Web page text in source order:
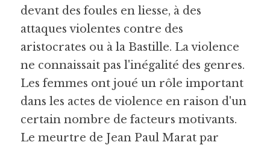
devant des foules en liesse, à des
attaques violentes contre des
aristocrates ou à la Bastille. La violence
ne connaissait pas l'inégalité des genres.
Les femmes ont joué un rôle important
dans les actes de violence en raison d'un
certain nombre de facteurs motivants.
Le meurtre de Jean Paul Marat par